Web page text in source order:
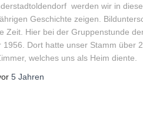
werden wir in
Geschichte zeigen.
Zeit. Hier bei der Gruppenstunde
Dort hatte unser Stamm über
welches uns als Heim diente.
5 Jahren